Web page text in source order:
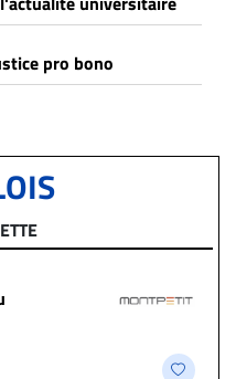
pro bono